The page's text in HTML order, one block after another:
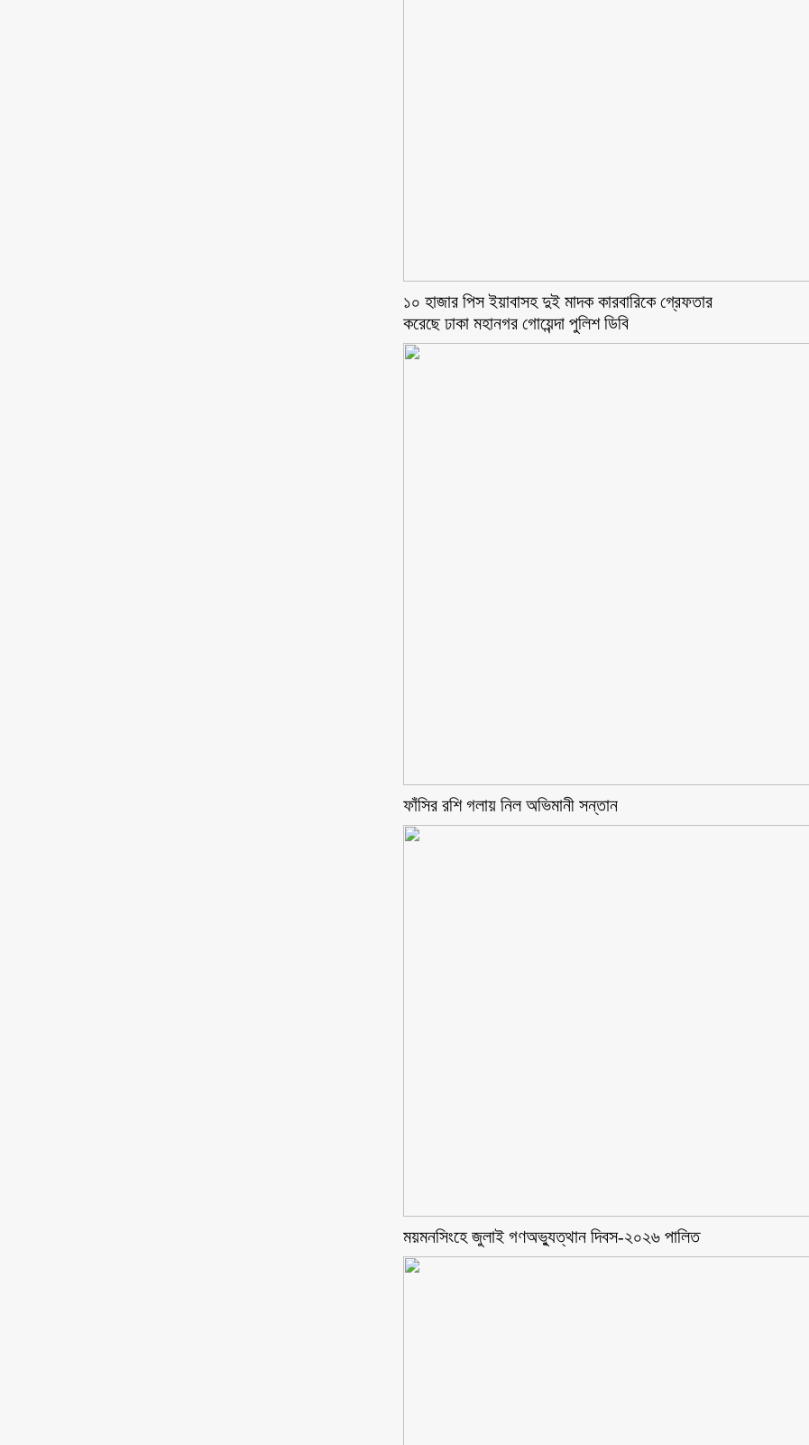
১০ হাজার পিস ইয়াবাসহ দুই মাদক কারবারিকে গ্রেফতার
করেছে ঢাকা মহানগর গোয়েন্দা পুলিশ ডিবি
ফাঁসির রশি গলায় নিল অভিমানী সন্তান
ময়মনসিংহে জুলাই গণঅভ্যুত্থান দিবস-২০২৬ পালিত